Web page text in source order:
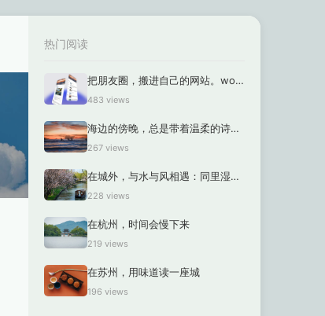
热门阅读
把朋友圈，搬进自己的网站。wordpress版本
483 views
海边的傍晚，总是带着温柔的诗意。
267 views
在城外，与水与风相遇：同里湿地公园的慢时光
228 views
在杭州，时间会慢下来
219 views
在苏州，用味道读一座城
196 views